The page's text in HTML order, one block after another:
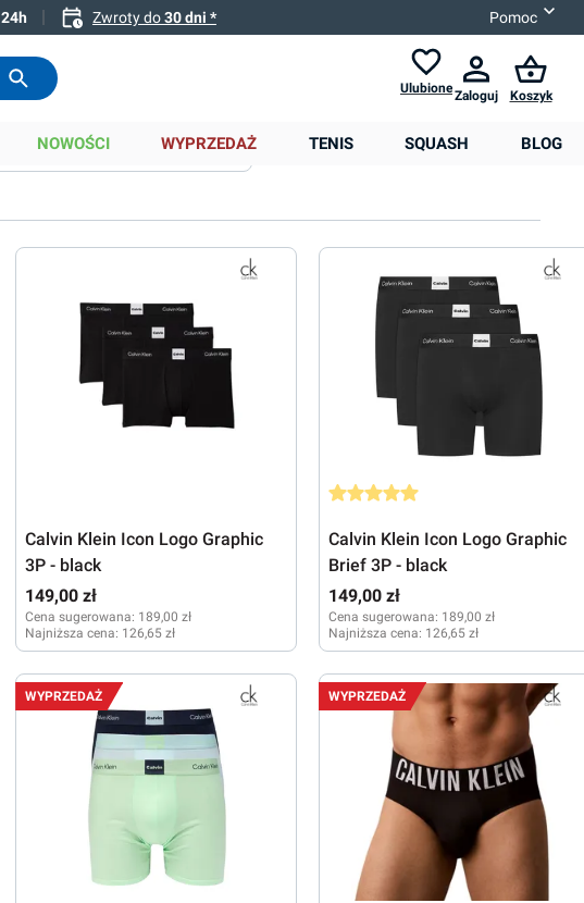
24h Zwroty do30 dni * Pomoc
UlubioneZaloguj Koszyk
NOWOŚCI WYPRZEDAŻ TENIS SQUASH BLOG
Więcej filtrów Sortowanie
Calvin Klein Icon Logo Graphic
3P - black
149,00 zł
Cena sugerowana: 189,00 zł
Najniższa cena: 126,65 zł
S XL
Calvin Klein Icon Logo Graphic
Brief 3P - black
149,00 zł
Cena sugerowana: 189,00 zł
Najniższa cena: 126,65 zł
XL
WYPRZEDAŻ WYPRZEDAŻ